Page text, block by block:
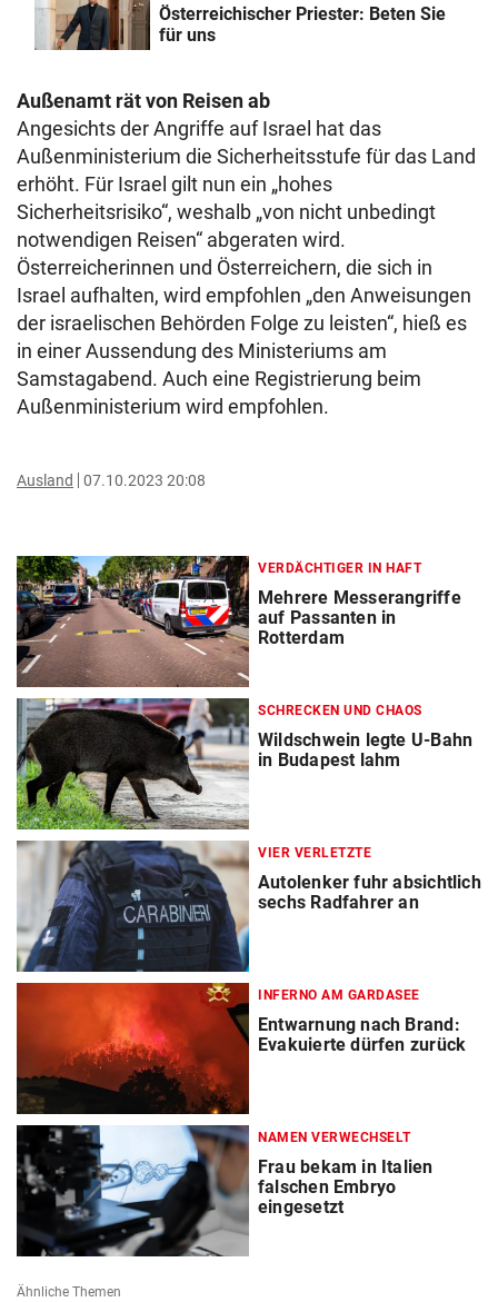
Österreichischer Priester: Beten Sie
für uns
Außenamt rät von Reisen ab
Angesichts der Angriffe auf Israel hat das
Außenministerium die Sicherheitsstufe für das Land
erhöht. Für Israel gilt nun ein „hohes
Sicherheitsrisiko“, weshalb „von nicht unbedingt
notwendigen Reisen“ abgeraten wird.
Österreicherinnen und Österreichern, die sich in
Israel aufhalten, wird empfohlen „den Anweisungen
der israelischen Behörden Folge zu leisten“, hieß es
in einer Aussendung des Ministeriums am
Samstagabend. Auch eine Registrierung beim
Außenministerium wird empfohlen.
Ausland 07.10.2023 20:08
VERDÄCHTIGER IN HAFT
Mehrere Messerangriffe
auf Passanten in
Rotterdam
SCHRECKEN UND CHAOS
Wildschwein legte U-Bahn
in Budapest lahm
VIER VERLETZTE
Autolenker fuhr absichtlich
sechs Radfahrer an
INFERNO AM GARDASEE
Entwarnung nach Brand:
Evakuierte dürfen zurück
NAMEN VERWECHSELT
Frau bekam in Italien
falschen Embryo
eingesetzt
Ähnliche Themen